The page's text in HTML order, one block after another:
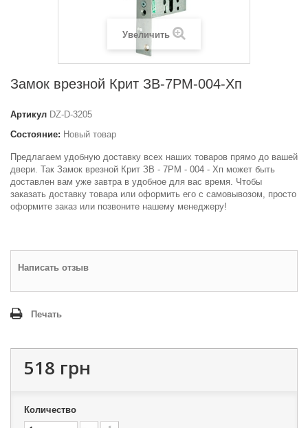
Увеличить
Замок врезной Крит ЗВ-7РМ-004-Хп
Артикул DZ-D-3205
Состояние: Новый товар
Предлагаем удобную доставку всех наших товаров прямо до вашей
двери. Так Замок врезной Крит ЗВ - 7РМ - 004 - Хп может быть
доставлен вам уже завтра в удобное для вас время. Чтобы
заказать доставку товара или оформить его с самовывозом, просто
оформите заказ или позвоните нашему менеджеру!
Написать отзыв
Печать
518 грн
Количество